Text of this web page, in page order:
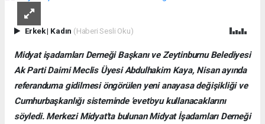
Erkek| Kadın (Haberi Sesli Oku)
Midyat işadamları Derneği Başkanı ve Zeytinburnu Belediyesi
Ak Parti Daimi Meclis Üyesi Abdulhakim Kaya, Nisan ayında
referanduma gidilmesi öngörülen yeni anayasa değişikliği ve
Cumhurbaşkanlığı sisteminde 'evet'oyu kullanacaklarını
söyledi. Merkezi Midyat'ta bulunan Midyat İşadamları Derneği